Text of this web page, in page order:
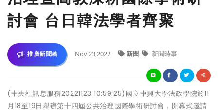
討會 台日韓法學者齊聚
推廣新聞稿 Nov 23,2022 新聞 新聞時事
(中央社訊息服務20221123 10:59:25)國立中興大學法政學院於11
月18至19日舉辦第十四屆公共治理國際學術研討會，開幕式邀請